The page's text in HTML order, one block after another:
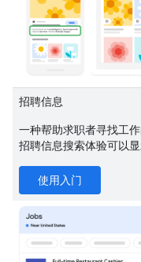
招聘信息
一种帮助求职者寻找工
招聘信息搜索体验可以
使用入门